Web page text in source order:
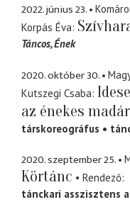
2022. június 23.
Korpás Éva
Táncos Ének
2020. október 30.
Kutszegi Csaba
az énekes
társkoreográfus
2020. szeptember 25.
Körtánc Rendező
tánckari asszisztens